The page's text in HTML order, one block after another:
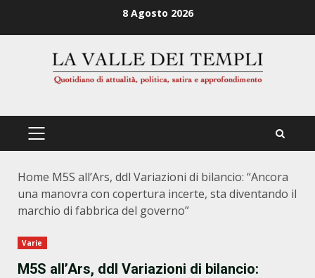
8 Agosto 2026
PRIMÄRES
Home M5S all’Ars, ddl Variazioni di bilancio: “Ancora
una manovra con copertura incerte, sta diventando il
marchio di fabbrica del governo”
Varie
M5S all’Ars, ddl Variazioni di bilancio: